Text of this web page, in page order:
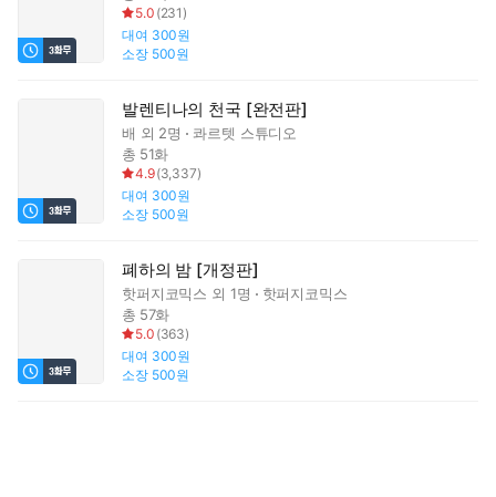
5.0 (231 )
대여 300원
소장 500원
발렌티나의 천국 [완전판]
배 외 2명
콰르텟 스튜디오
총 51화
4.9(3,337)
대여 300원
소장 500원
폐하의 밤 [개정판]
핫퍼지코믹스 외 1명
핫퍼지코믹스
총 57화
5.0 (363)
대여 300원
소장 500원